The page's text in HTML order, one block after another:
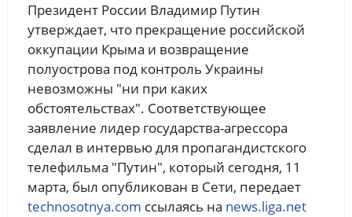
Президент России Владимир Путин
утверждает, что прекращение российской
оккупации Крыма и возвращение
полуострова под контроль Украины
невозможны "ни при каких
обстоятельствах". Соответствующее
заявление лидер государства-агрессора
сделал в интервью для пропагандистского
телефильма "Путин", который сегодня, 11
марта, был опубликован в Сети, передает
technosotnya.com ссылаясь на news.liga.net